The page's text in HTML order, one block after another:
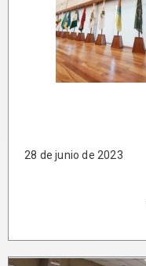
28 de junio de 2023